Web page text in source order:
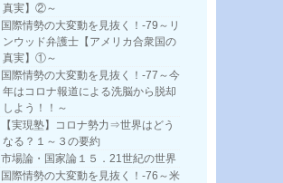
真実】②～
国際情勢の大変動を見抜く！-79～リ
ンウッド弁護士【アメリカ合衆国の
真実】①～
国際情勢の大変動を見抜く！-77～今
年はコロナ報道による洗脳から脱却
しよう！！～
【実現塾】コロナ勢力⇒世界はどう
なる？１～３の要約
市場論・国家論１５．21世紀の世界
国際情勢の大変動を見抜く！-76～米